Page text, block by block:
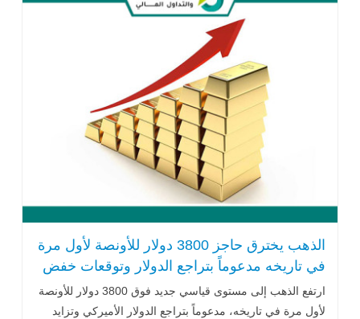
الذهب يخترق حاجز 3800 دولار للأونصة لأول مرة
في تاريخه مدعوماً بتراجع الدولار وتوقعات خفض
الفائدة
ارتفع الذهب إلى مستوى قياسي جديد فوق 3800 دولار للأونصة
لأول مرة في تاريخه، مدعوماً بتراجع الدولار الأميركي وتزايد